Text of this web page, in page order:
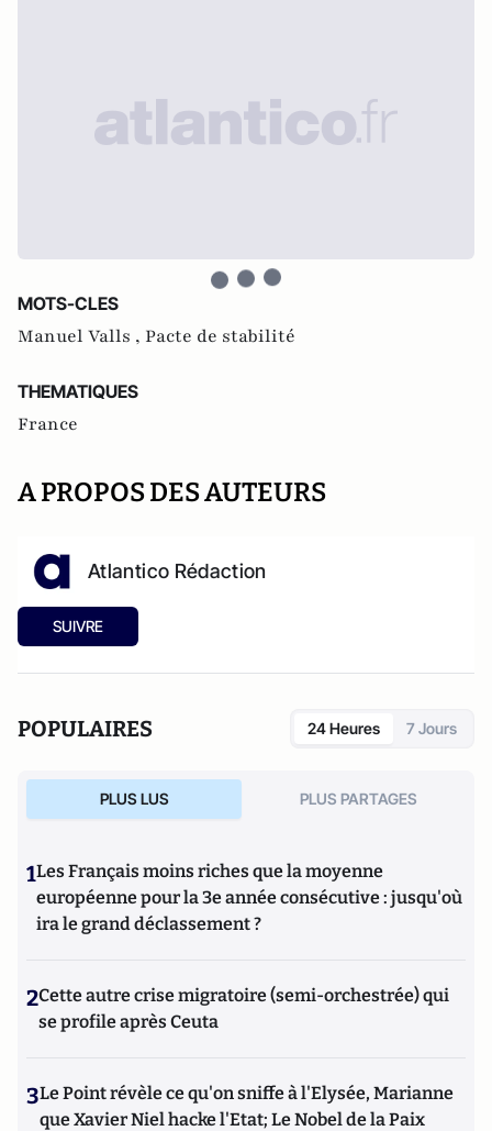
MOTS-CLES
Manuel Valls , Pacte de stabilité
THEMATIQUES
France
A PROPOS DES AUTEURS
Atlantico Rédaction
SUIVRE
POPULAIRES 24 Heures 7 Jours
PLUS LUS PLUS PARTAGES
1Les Français moins riches que la moyenne
européenne pour la 3e année consécutive : jusqu'où
ira le grand déclassement ?
2Cette autre crise migratoire (semi-orchestrée) qui
se profile après Ceuta
3Le Point révèle ce qu'on sniffe à l'Elysée, Marianne
que Xavier Niel hacke l'Etat; Le Nobel de la Paix